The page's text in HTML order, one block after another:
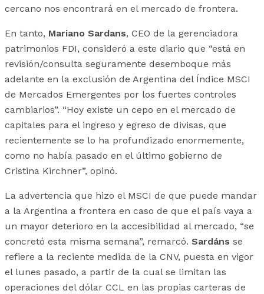
cercano nos encontrará en el mercado de frontera.
En tanto, Mariano Sardans, CEO de la gerenciadora
patrimonios FDI, consideró a este diario que “está en
revisión/consulta seguramente desemboque más
adelante en la exclusión de Argentina del Índice MSCI
de Mercados Emergentes por los fuertes controles
cambiarios”. “Hoy existe un cepo en el mercado de
capitales para el ingreso y egreso de divisas, que
recientemente se lo ha profundizado enormemente,
como no había pasado en el último gobierno de
Cristina Kirchner”, opinó.
La advertencia que hizo el MSCI de que puede mandar
a la Argentina a frontera en caso de que el país vaya a
un mayor deterioro en la accesibilidad al mercado, “se
concretó esta misma semana”, remarcó. Sardáns se
refiere a la reciente medida de la CNV, puesta en vigor
el lunes pasado, a partir de la cual se limitan las
operaciones del dólar CCL en las propias carteras de